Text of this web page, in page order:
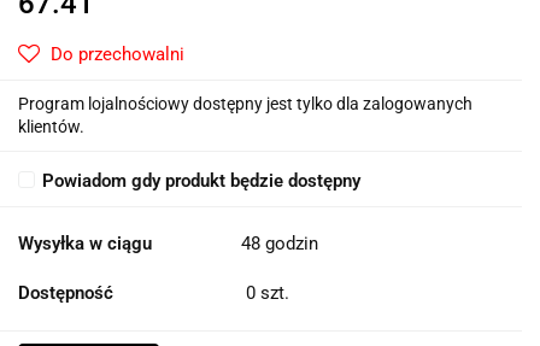
Do przechowalni
Program lojalnościowy dostępny jest tylko dla zalogowanych
klientów.
Powiadom gdy produkt będzie dostępny
Wysyłka w ciągu 48 godzin
Dostępność 0 szt.